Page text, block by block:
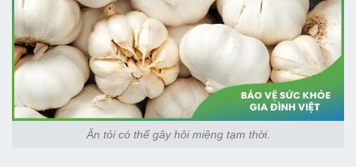
Ăn tỏi có thể gây hôi miệng tạm thời.